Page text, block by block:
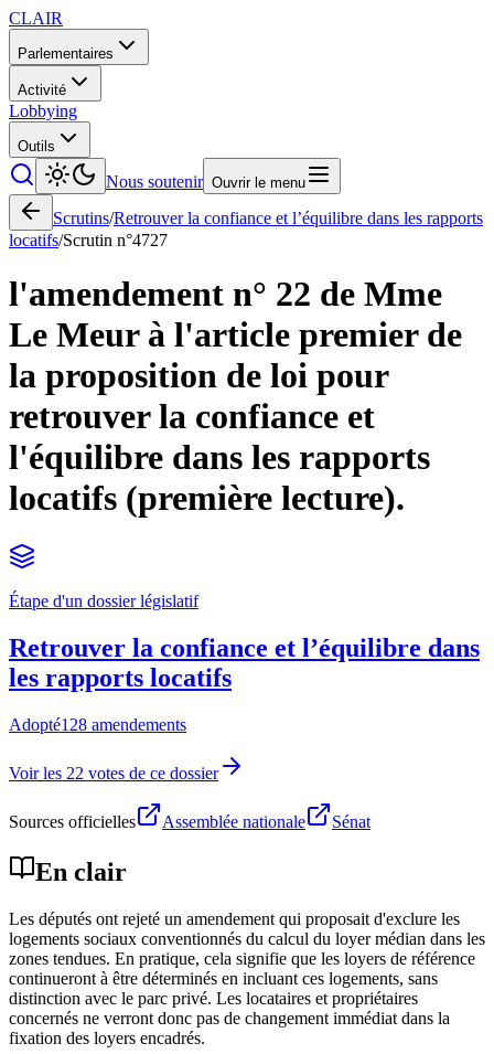
CLAIR
Parlementaires
Activité
Lobbying
Outils
Nous soutenir Ouvrir le menu
Scrutins/Retrouver la confiance et l’équilibre dans les rapports
locatifs/Scrutin n°4727
l'amendement n° 22 de Mme
Le Meur à l'article premier de
la proposition de loi pour
retrouver la confiance et
l'équilibre dans les rapports
locatifs (première lecture).
Étape d'un dossier législatif
Retrouver la confiance et l’équilibre dans
les rapports locatifs
Adopté128 amendements
Voir les 22 votes de ce dossier
Sources officielles Assemblée nationale Sénat
En clair
Les députés ont rejeté un amendement qui proposait d'exclure les
logements sociaux conventionnés du calcul du loyer médian dans les
zones tendues. En pratique, cela signifie que les loyers de référence
continueront à être déterminés en incluant ces logements, sans
distinction avec le parc privé. Les locataires et propriétaires
concernés ne verront donc pas de changement immédiat dans la
fixation des loyers encadrés.